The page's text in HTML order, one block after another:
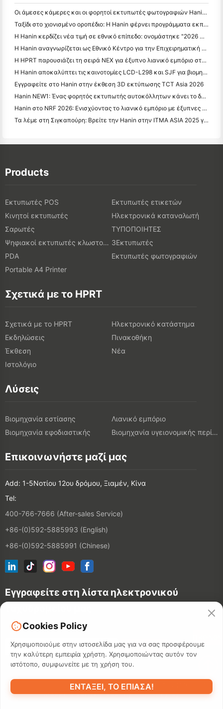
Οι άμεσες κάμερες και οι φορητοί εκτυπωτές φωτογραφιών Hanin προσελκύουν ισχυρό ενδιαφέρον στο IEAE Shenzhen 2026
Ταξίδι στο χιονισμένο οροπέδιο: Η Hanin φέρνει προγράμματα εκπαίδευσης φωτογραφίας στα παιδιά στο Qamdo
Η Hanin κερδίζει νέα τιμή σε εθνικό επίπεδο: ονομάστηκε "2026 Made in China · Trusted Brand by Consumers"
Η Hanin αναγνωρίζεται ως Εθνικό Κέντρο για την Επιχειρηματική Τεχνολογία για την Καινοτομία
Η HPRT παρουσιάζει τη σειρά NEX για έξυπνο λιανικό εμπόριο στο CHINASHOP 2026
Η Hanin αποκαλύπτει τις καινοτομίες LCD-L298 και SJF για βιομηχανική 3D εκτύπωση στο TCT Asia 2026
Εγγραφείτε στο Hanin στην έκθεση 3D εκτύπωσης TCT Asia 2026
Hanin NEW1: Ένας φορητός εκτυπωτής αυτοκόλλητων κάνει το δρόμο του στα καταστήματα LOFT της Ιαπωνίας
Hanin στο NRF 2026: Ενισχύοντας το λιανικό εμπόριο με έξυπνες λύσεις εκτύπωσης πλήρους σεναρίου
Τα λέμε στη Σιγκαπούρη: Βρείτε την Hanin στην ITMA ASIA 2025 για να μάρτυρες της τελευταίας τεχνολογίας ψηφιακής εκτύπωσης
Products
Εκτυπωτές POS
Εκτυπωτές ετικετών
Κινητοί εκτυπωτές
Ηλεκτρονικά καταναλωτή
Σαρωτές
ΤΥΠΟΠΟΙΗΤΕΣ
Ψηφιακοί εκτυπωτές κλωστοϋφαντουργικών προϊόντων 3Εκτυπωτές
PDA
Εκτυπωτές φωτογραφιών
Portable A4 Printer
Σχετικά με το HPRT
Σχετικά με το HPRT
Ηλεκτρονικό κατάστημα
Εκδηλώσεις
Πινακοθήκη
Έκθεση
Νέα
Ιστολόγιο
Λύσεις
Βιομηχανία εστίασης
Λιανικό εμπόριο
Βιομηχανία εφοδιαστικής
Βιομηχανία υγειονομικής περίθαλψης
Επικοινωνήστε μαζί μας
Add: 1-5Νοτίου 12ου δρόμου, Ξιαμέν, Κίνα
Tel:
400-766-7666 (After-sales Service)
+86-(0)592-5885993 (English)
+86-(0)592-5885991 (Chinese)
Εγγραφείτε στη λίστα ηλεκτρονικού
©2026 XIAMEN HANIN CO., LTD.ΠΟΛΙΤΙΚΉ ΑΠΟΡΡΉΤΟΥ
ΔΙΆΡΚΕΙΑ ΧΡΉΣΗΣ ΧΆΡΤΗΣ ΤΟΠΟΘΕΣΊΑΣ
Cookies Policy
Χρησιμοποιούμε στην ιστοσελίδα μας για να σας προσφέρουμε
την καλύτερη εμπειρία χρήστη. Χρησιμοποιώντας αυτόν τον
ιστότοπο, συμφωνείτε με τη χρήση του.
ΕΝΤΆΞΕΙ, ΤΟ ΈΠΙΑΣΑ!